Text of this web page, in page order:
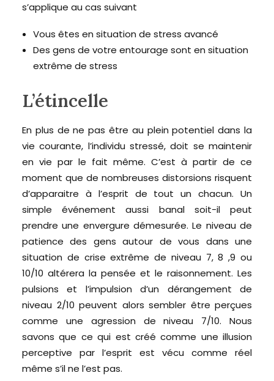
s’applique au cas suivant
Vous êtes en situation de stress avancé
Des gens de votre entourage sont en situation
extrême de stress
L’étincelle
En plus de ne pas être au plein potentiel dans la
vie courante, l’individu stressé, doit se maintenir
en vie par le fait même. C’est à partir de ce
moment que de nombreuses distorsions risquent
d’apparaitre à l’esprit de tout un chacun. Un
simple événement aussi banal soit-il peut
prendre une envergure démesurée. Le niveau de
patience des gens autour de vous dans une
situation de crise extrême de niveau 7, 8 ,9 ou
10/10 altérera la pensée et le raisonnement. Les
pulsions et l’impulsion d’un dérangement de
niveau 2/10 peuvent alors sembler être perçues
comme une agression de niveau 7/10. Nous
savons que ce qui est créé comme une illusion
perceptive par l’esprit est vécu comme réel
même s’il ne l’est pas.